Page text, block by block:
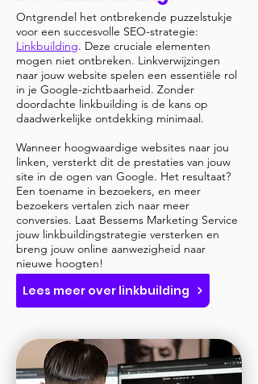
Ontgrendel het ontbrekende puzzelstukje
voor een succesvolle SEO-strategie:
Linkbuilding. Deze cruciale elementen
mogen niet ontbreken. Linkverwijzingen
naar jouw website spelen een essentiële rol
in je Google-zichtbaarheid. Zonder
doordachte linkbuilding is de kans op
daadwerkelijke ontdekking minimaal.
Wanneer hoogwaardige websites naar jou
linken, versterkt dit de prestaties van jouw
site in de ogen van Google. Het resultaat?
Een toename in bezoekers, en meer
bezoekers vertalen zich naar meer
conversies. Laat Bessems Marketing Service
jouw linkbuildingstrategie versterken en
breng jouw online aanwezigheid naar
nieuwe hoogten!
Lees meer over linkbuilding